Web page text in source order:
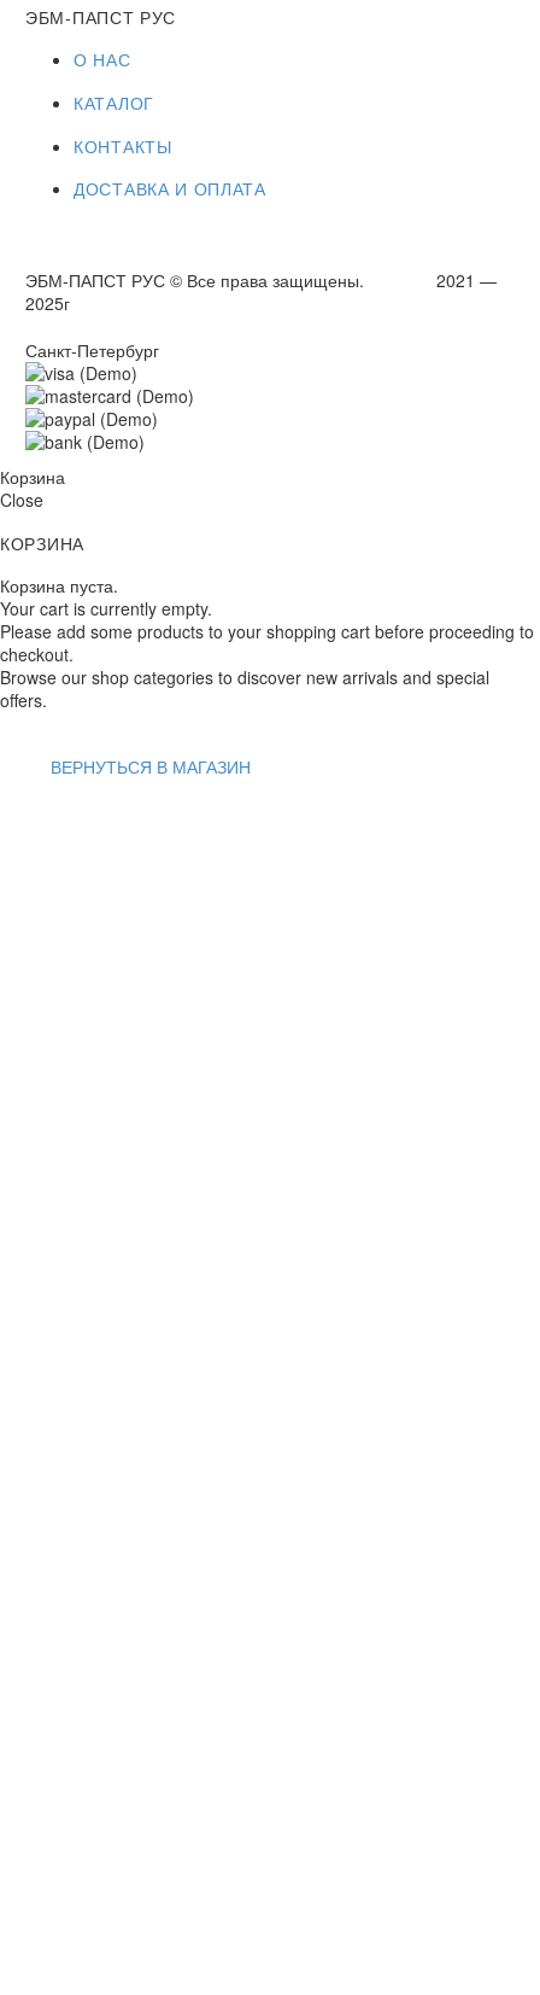
ЭБМ-ПАПСТ РУС
О НАС
КАТАЛОГ
КОНТАКТЫ
ДОСТАВКА И ОПЛАТА
ЭБМ-ПАПСТ РУС © Все права защищены. 2021 —
2025г
Санкт-Петербург
Корзина
Close
КОРЗИНА
Корзина пуста.
Your cart is currently empty.
Please add some products to your shopping cart before proceeding to
checkout.
Browse our shop categories to discover new arrivals and special
offers.
ВЕРНУТЬСЯ В МАГАЗИН